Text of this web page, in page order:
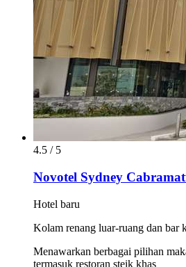
4.5 / 5
Novotel Sydney
Hotel baru
Kolam renang luar-ruang dan bar
Menawarkan berbagai pilihan
termasuk restoran steik khas